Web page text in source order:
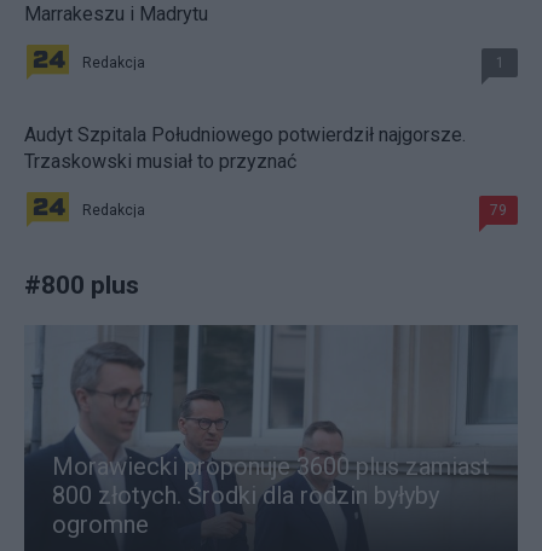
Marrakeszu i Madrytu
Redakcja 1
Audyt Szpitala Południowego potwierdził najgorsze.
Trzaskowski musiał to przyznać
Redakcja 79
#800 plus
Morawiecki proponuje 3600 plus zamiast
800 złotych. Środki dla rodzin byłyby
ogromne